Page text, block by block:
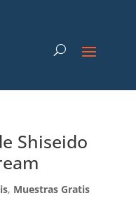
Shiseido
, Muestras Gratis